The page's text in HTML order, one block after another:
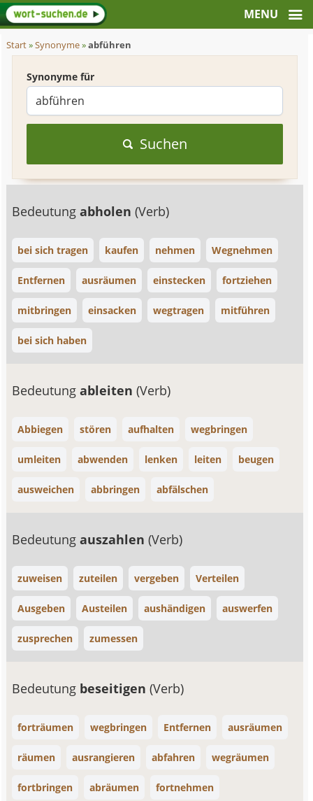
Start»Synonyme»abführen
Synonyme für
Suchen
Bedeutungabholen(Verb)
bei sich tragen kaufen nehmen Wegnehmen
Entfernen ausräumen einstecken fortziehen
mitbringen einsacken wegtragen mitführen
bei sich haben
Bedeutungableiten(Verb)
Abbiegen stören aufhalten wegbringen
umleiten abwenden lenken leiten beugen
ausweichen abbringen abfälschen
Bedeutungauszahlen(Verb)
zuweisen zuteilen vergeben Verteilen
Ausgeben Austeilen aushändigen auswerfen
zusprechen zumessen
Bedeutung beseitigen(Verb)
forträumen wegbringen Entfernen ausräumen
räumen ausrangieren abfahren wegräumen
fortbringen abräumen fortnehmen